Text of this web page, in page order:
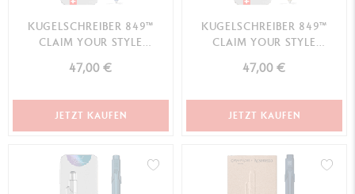
KUGELSCHREIBER 849™
CLAIM YOUR STYLE
SONDEREDITION
47,00 €
JETZT KAUFEN
KUGELSCHREIBER 849™
CLAIM YOUR STYLE
SONDEREDITION
47,00 €
JETZT KAUFEN